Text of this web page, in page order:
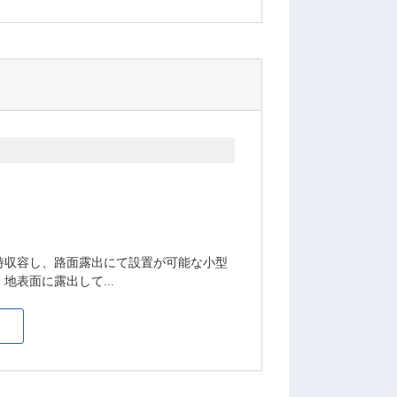
容し、路面露出にて設置が可能な小型
表面に露出して...